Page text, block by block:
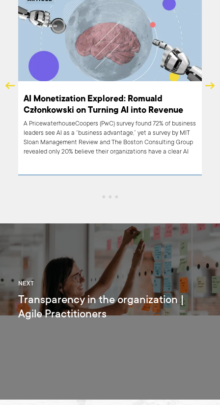
AI Monetization Explored: Romuald
Członkowski on Turning AI into Revenue
A PricewaterhouseCoopers (PwC) survey found 72% of business
leaders see AI as a “business advantage,” yet a survey by MIT
Sloan Management Review and The Boston Consulting Group
revealed only 20% believe their organizations have a clear AI
last few months: how to monetize AI?
NEXT
Transparency in the organization |
Agile Practitioners